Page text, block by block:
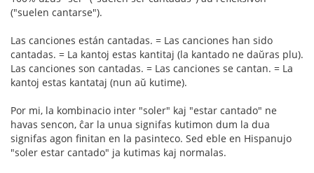
("suelen cantarse").
Las canciones están cantadas. = Las canciones han sido
cantadas. = La kantoj estas kantitaj (la kantado ne daŭras plu).
Las canciones son cantadas. = Las canciones se cantan. = La
kantoj estas kantataj (nun aŭ kutime).
Por mi, la kombinacio inter "soler" kaj "estar cantado" ne
havas sencon, ĉar la unua signifas kutimon dum la dua
signifas agon finitan en la pasinteco. Sed eble en Hispanujo
"soler estar cantado" ja kutimas kaj normalas.